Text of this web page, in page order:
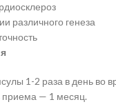
различного генеза
1-2 раза в день во
приема — 1 месяц.